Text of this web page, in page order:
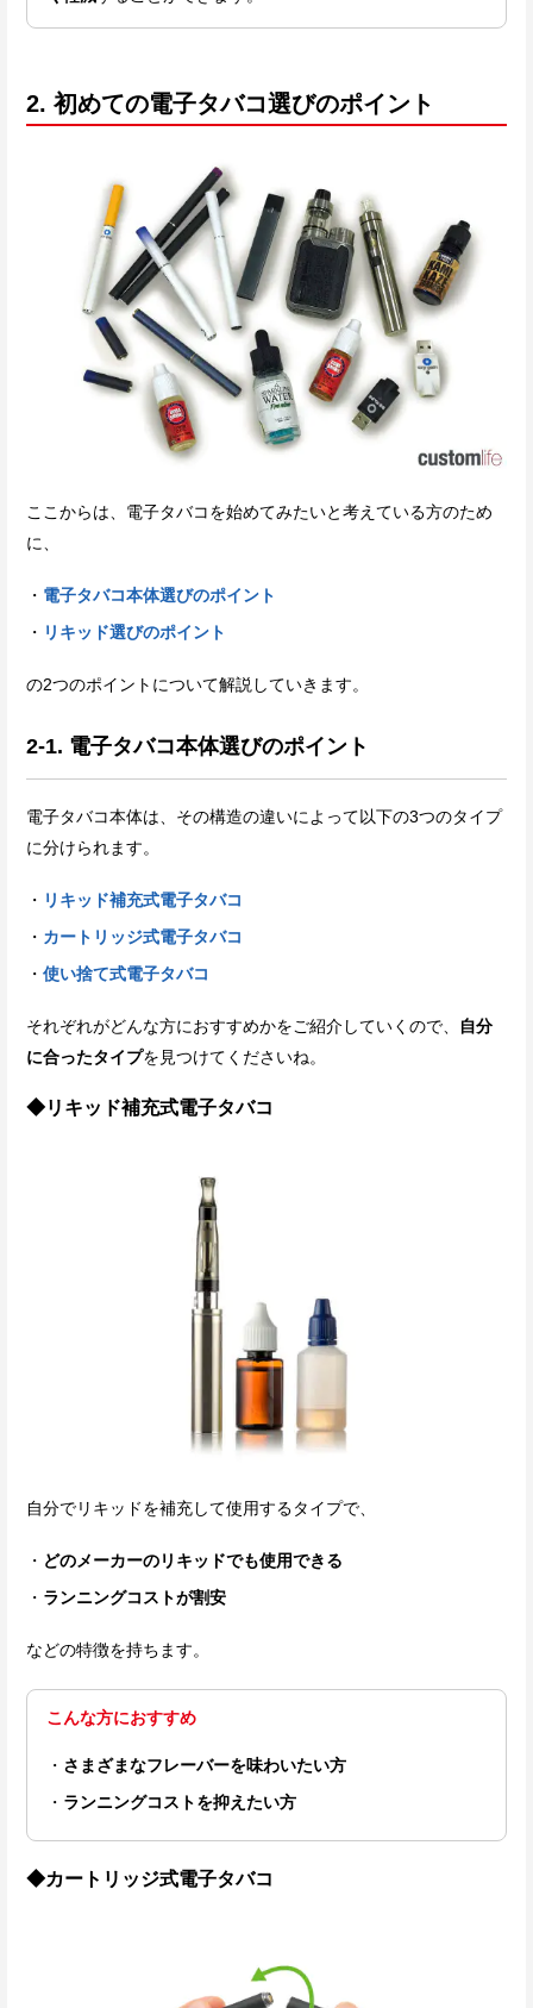
2. 初めての電子タバコ選びのポイント
ここからは、電子タバコを始めてみたいと考えている方のため
に、
電子タバコ本体選びのポイント
リキッド選びのポイント
の2つのポイントについて解説していきます。
2-1. 電子タバコ本体選びのポイント
電子タバコ本体は、その構造の違いによって以下の3つのタイプ
に分けられます。
リキッド補充式電子タバコ
カートリッジ式電子タバコ
使い捨て式電子タバコ
それぞれがどんな方におすすめかをご紹介していくので、
自分
に合ったタイプを見つけてくださいね。
◆リキッド補充式電子タバコ
自分でリキッドを補充して使用するタイプで、
どのメーカーのリキッドでも使用できる
ランニングコストが割安
などの特徴を持ちます。
こんな方におすすめ
さまざまなフレーバーを味わいたい方
ランニングコストを抑えたい方
◆カートリッジ式電子タバコ